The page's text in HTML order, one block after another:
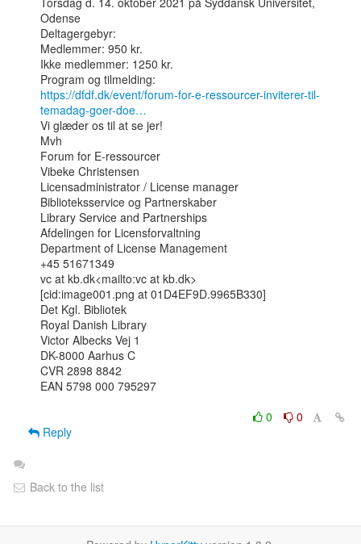
Odense
Deltagergebyr:
Medlemmer: 950 kr.
Ikke medlemmer: 1250 kr.
https://dfdf.dk/event/forum-for-e-ressourcer-inviterer-til-
temadag-goer-doe…
Vi glæder os til at se jer!
Mvh
Forum for E-ressourcer
Vibeke Christensen
Licensadministrator / License manager
Biblioteksservice og Partnerskaber
Library Service and Partnerships
Afdelingen for Licensforvaltning
Department of License Management
+45 51671349
vc at kb.dk<mailto:vc at kb.dk>
[cid:image001.png at 01D4EF9D.9965B330]
Det Kgl. Bibliotek
Royal Danish Library
Victor Albecks Vej 1
DK-8000 Aarhus C
CVR 2898 8842
EAN 5798 000 795297
0
0
Reply
Back to the list